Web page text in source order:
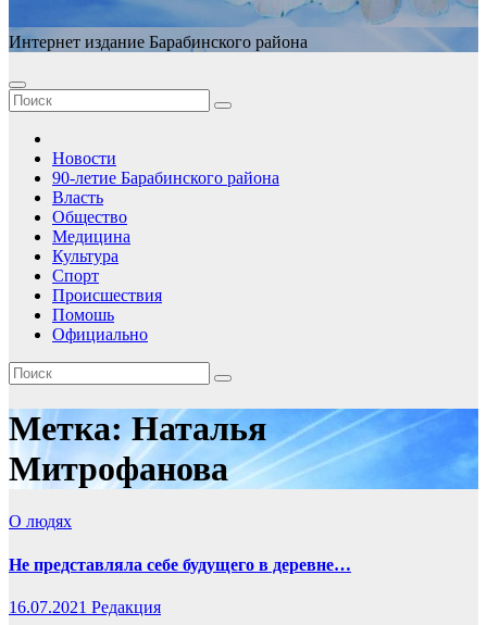
Интернет издание Барабинского района
Новости
90-летие Барабинского района
Власть
Общество
Медицина
Культура
Спорт
Происшествия
Помошь
Официально
Метка:Наталья
Митрофанова
О людях
Не представляла себе будущего в деревне…
16.07.2021 Редакция